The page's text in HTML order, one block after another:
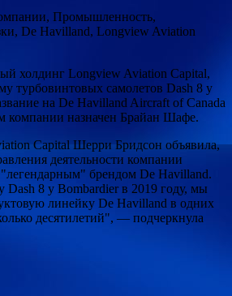
Промышленность,
De Havilland, Longview Aviation
холдинг Longview Aviation Capital,
турбовинтовых самолетов Dash 8 у
на De Havilland Aircraft of Canada
компании назначен Брайан Шафе.
Capital Шерри Бридсон объявила,
деятельности компании
брендом De Havilland.
Dash 8 у Bombardier в 2019 году, мы
линейку De Havilland в одних
десятилетий", — подчеркнула